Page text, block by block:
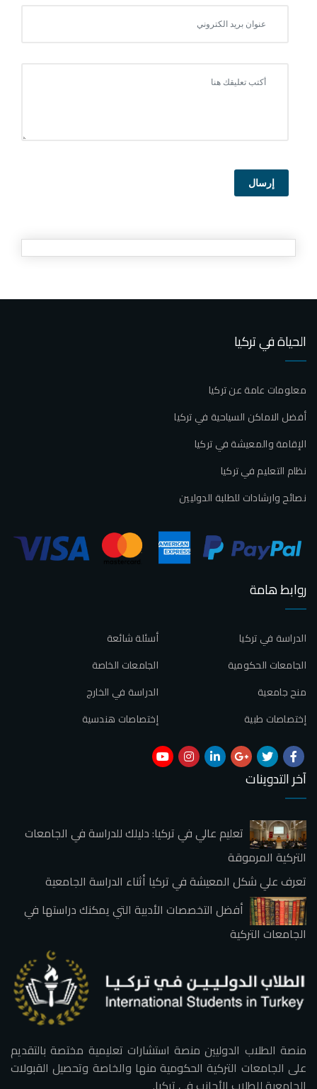
إرسال
الحياة في تركيا
معلومات عامة عن تركيا
أفضل الاماكن السياحية في تركيا
الإقامة والمعيشة في تركيا
نظام التعليم في تركيا
نصائح وارشادات للطلبة الدوليين
روابط هامة
أسئلة شائعة
الدراسة في تركيا
الجامعات الخاصة
الجامعات الحكومية
الدراسة في الخارج
منح جامعية
إختصاصات هندسية
إختصاصات طبية
آخر التدوينات
تعليم عالي في تركيا: دليلك للدراسة في الجامعات
التركية المرموقة
تعرف علي شكل المعيشة في تركيا أثناء الدراسة الجامعية
أفضل التخصصات الأدبية التي يمكنك دراستها في
الجامعات التركية
منصة الطلاب الدوليين منصة استشارات تعليمية مختصة بالتقديم
على الجامعات التركية الحكومية منها والخاصة وتحصيل القبولات